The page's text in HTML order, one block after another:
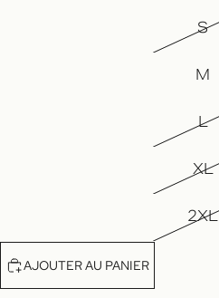
S
M
L
XL
2XL
AJOUTER AU PANIER